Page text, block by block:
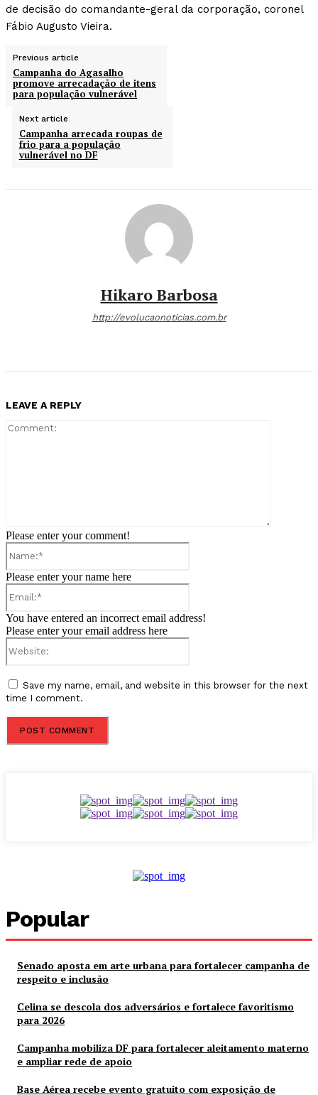
de decisão do comandante-geral da corporação, coronel
Fábio Augusto Vieira.
Previous article
Campanha do Agasalho
promove arrecadação de itens
para população vulnerável
Next article
Campanha arrecada roupas de
frio para a população
vulnerável no DF
Hikaro Barbosa
http://evolucaonoticias.com.br
LEAVE A REPLY
Please enter your comment!
Please enter your name here
You have entered an incorrect email address!
Please enter your email address here
Save my name, email, and website in this browser for the next
time I comment.
Popular
Senado aposta em arte urbana para fortalecer campanha de
respeito e inclusão
Celina se descola dos adversários e fortalece favoritismo
para 2026
Campanha mobiliza DF para fortalecer aleitamento materno
e ampliar rede de apoio
Base Aérea recebe evento gratuito com exposição de